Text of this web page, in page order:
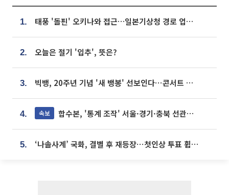
1. 태풍 '돌핀' 오키나와 접근…일본기상청 경로 업데이트
2. 오늘은 절기 '입추', 뜻은?
3. 빅뱅, 20주년 기념 '새 뱅봉' 선보인다⋯콘서트 앞두고 팝업 개최
4. 속보 합수본, '통계 조작' 서울·경기·충북 선관위 등 추가 압수수색
5. ‘나솔사계’ 국화, 결별 후 재등장⋯첫인상 투표 휩쓸고 ‘인기녀’ 등극